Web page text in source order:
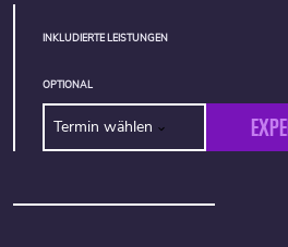
INKLUDIERTE LEISTUNGEN
OPTIONAL
Termin wählen